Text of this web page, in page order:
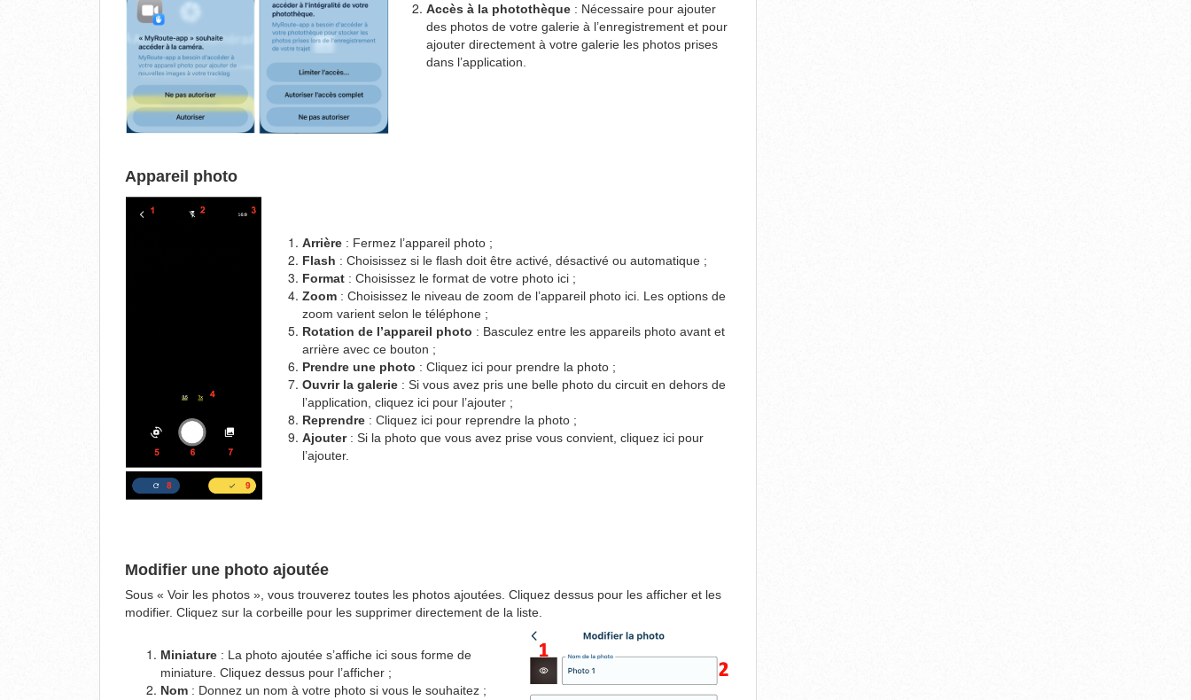
Accès à la photothèque : Nécessaire pour ajouter
des photos de votre galerie à l’enregistrement et pour
ajouter directement à votre galerie les photos prises
dans l’application.
Appareil photo
Arrière : Fermez l’appareil photo ;
Flash : Choisissez si le flash doit être activé, désactivé ou automatique ;
Format : Choisissez le format de votre photo ici ;
Zoom : Choisissez le niveau de zoom de l’appareil photo ici. Les options de
zoom varient selon le téléphone ;
Rotation de l’appareil photo : Basculez entre les appareils photo avant et
arrière avec ce bouton ;
Prendre une photo : Cliquez ici pour prendre la photo ;
Ouvrir la galerie : Si vous avez pris une belle photo du circuit en dehors de
l’application, cliquez ici pour l’ajouter ;
Reprendre : Cliquez ici pour reprendre la photo ;
Ajouter: Si la photo que vous avez prise vous convient, cliquez ici pour
l’ajouter.
Modifier une photo ajoutée
Sous « Voir les photos », vous trouverez toutes les photos ajoutées. Cliquez dessus pour les afficher et les
modifier. Cliquez sur la corbeille pour les supprimer directement de la liste.
Miniature : La photo ajoutée s’affiche ici sous forme de
miniature. Cliquez dessus pour l’afficher ;
Nom : Donnez un nom à votre photo si vous le souhaitez ;